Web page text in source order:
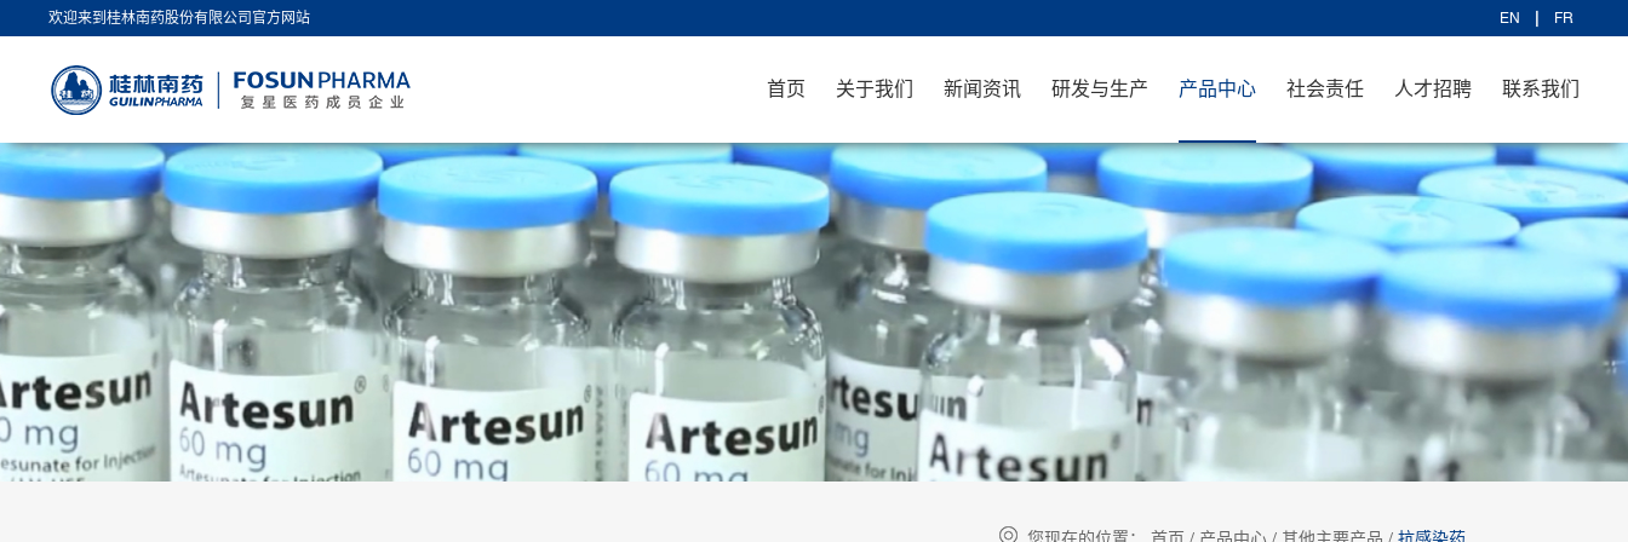
欢迎来到桂林南药股份有限公司官方网站 EN FR
首页 关于我们 新闻资讯 研发与生产 产品中心 社会责任 人才招聘 联系我们